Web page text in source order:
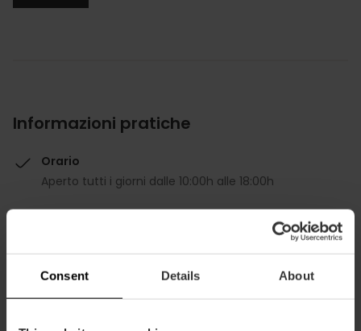
Consent Details About
Informazioni pratiche
Orario
Aperto tutti i giorni dalle 10:00h alle 18:00h